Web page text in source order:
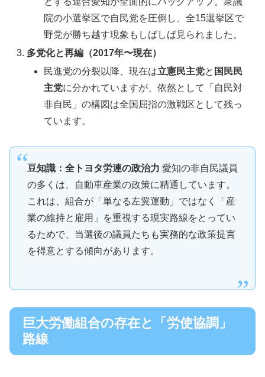
院の小選挙区で自民党を圧倒し、全15選挙区で
野党が勝ち越す現象もしばしば見られました。
多党化と再編（2017年〜現在）
民進党の分裂以降、現在は立憲民主党と 国民民
主党に分かれていますが、依然として「自民対
非自民」の構図は全国屈指の激戦区として残っ
ています。
豆知識：全トヨタ労連の政治力 愛知の非自民議員
の多くは、自動車産業の政策に精通しています。
これは、組合が「単なる左翼運動」ではなく「産
業の維持と雇用」を重視する現実路線をとってい
るためで、当選後の議員たちも実務的な政策提言
を得意とする傾向があります。
巨大労働組合の存在と「労使協調」
路線